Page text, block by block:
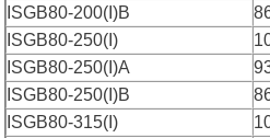
ISGB80-200(I)B
ISGB80-250(I)
ISGB80-250(I)A
ISGB80-250(I)B
ISGB80-315(I)